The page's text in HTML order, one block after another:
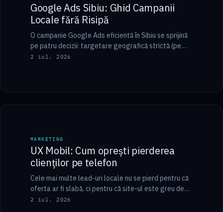
Google Ads Sibiu: Ghid Campanii
Locale fără Risipă
O campanie Google Ads eficientă în Sibiu se sprijină
pe patru decizii: targetare geografică strictă (pe
rază sau pe localități, cu opțiunea…
2 iul. 2026
9 min
MARKETING
UX Mobil: Cum oprești pierderea
clienților pe telefon
Cele mai multe lead-uri locale nu se pierd pentru că
oferta ar fi slabă, ci pentru că site-ul este greu de
folosit…
2 iul. 2026